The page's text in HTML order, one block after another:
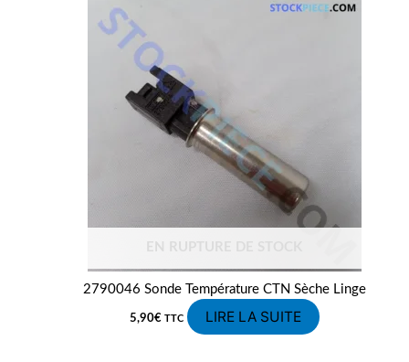
EN RUPTURE DE STOCK
2790046 Sonde Température CTN Sèche Linge
5,90€ TTC LIRE LA SUITE